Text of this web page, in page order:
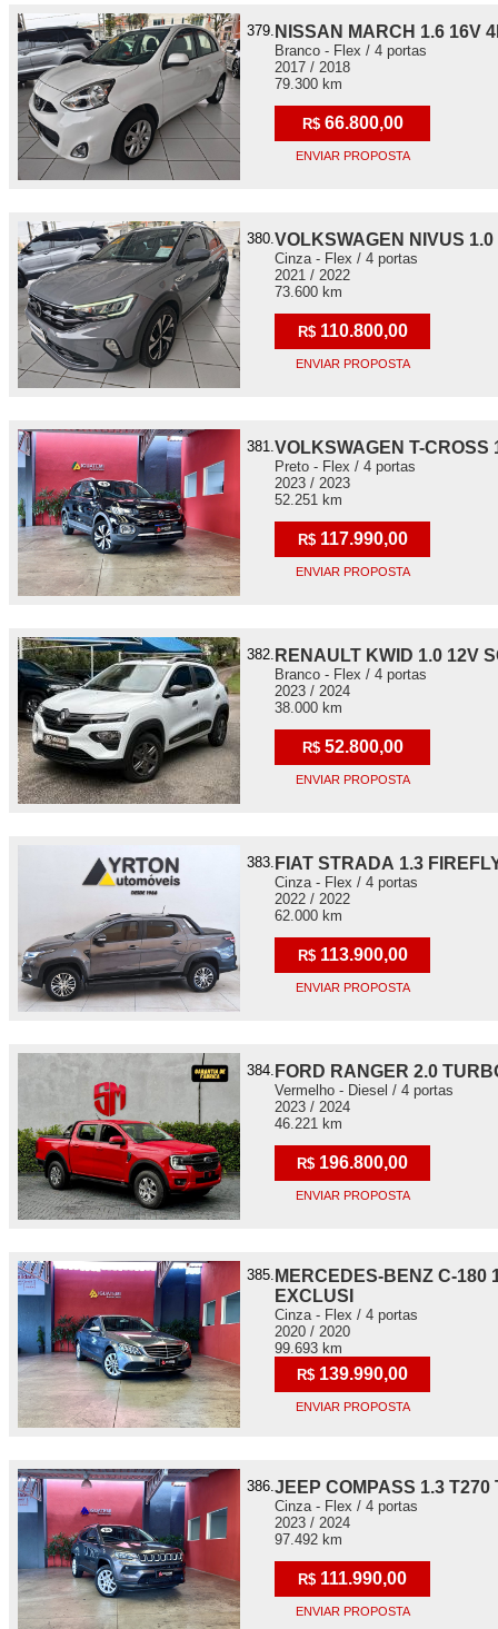
379. NISSAN MARCH 1.6 16V
Branco - Flex / 4 portas
2017 / 2018
79.300 km
R$ 66.800,00
ENVIAR PROPOSTA
380.VOLKSWAGEN NIVUS
Cinza - Flex / 4 portas
2021 / 2022
73.600 km
R$ 110.800,00
ENVIAR PROPOSTA
381.VOLKSWAGEN T-CROSS
Preto - Flex / 4 portas
2023 / 2023
52.251 km
R$ 117.990,00
ENVIAR PROPOSTA
382. RENAULT KWID 1.0 12V
Branco - Flex / 4 portas
2023 / 2024
38.000 km
R$ 52.800,00
ENVIAR PROPOSTA
383. FIAT STRADA 1.3
Cinza - Flex / 4 portas
2022 / 2022
62.000 km
R$ 113.900,00
ENVIAR PROPOSTA
384. FORD RANGER 2.0
Vermelho - Diesel / 4 portas
2023 / 2024
46.221 km
R$ 196.800,00
ENVIAR PROPOSTA
385. MERCEDES-BENZ C-180
EXCLUSI
Cinza - Flex / 4 portas
2020 / 2020
99.693 km
R$ 139.990,00
ENVIAR PROPOSTA
386.JEEP COMPASS 1.3 T270
Cinza - Flex / 4 portas
2023 / 2024
97.492 km
R$ 111.990,00
ENVIAR PROPOSTA